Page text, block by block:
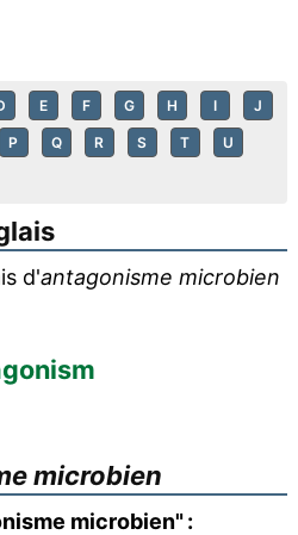
E F G H I J
P Q R S T U
d'antagonisme microbien
microbien
microbien" :